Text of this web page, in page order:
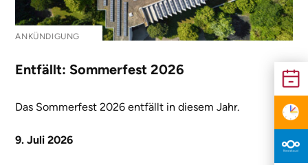
ANKÜNDIGUNG
Entfällt: Sommerfest 2026
Das Sommerfest 2026 entfällt in diesem Jahr.
9. Juli 2026